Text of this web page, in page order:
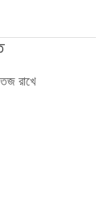
রাখে